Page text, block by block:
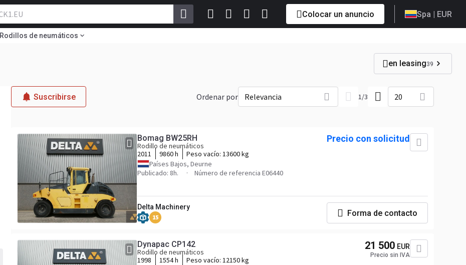
Colocar un anuncio Spa | EUR
Rodillos de neumáticos
en leasing39
Suscribirse Ordenar por Relevancia 1/3 20
Bomag BW25RH
Rodillo de neumáticos
2011
9860 h Peso vacío: 13600 kg
Países Bajos, Deurne
Publicado: 8h.
Número de referencia E06440
Precio con solicitud
Delta Machinery
15 Forma de contacto
Dynapac CP142
Rodillo de neumáticos
1998
1554 h Peso vacío: 12150 kg
21 500 EUR
Precio sin IVA